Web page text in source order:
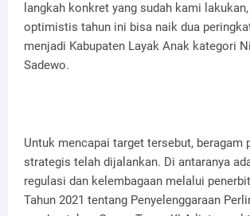
langkah konkret yang sudah kami
optimistis tahun ini bisa naik dua
menjadi Kabupaten Layak Anak kategori
Sadewo.
Untuk mencapai target tersebut, beragam
strategis telah dijalankan. Di antaranya
regulasi dan kelembagaan melalui
Tahun 2021 tentang Penyelenggaraan